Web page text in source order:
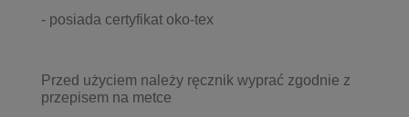
- posiada certyfikat oko-tex
Przed użyciem należy ręcznik wyprać zgodnie z
przepisem na metce